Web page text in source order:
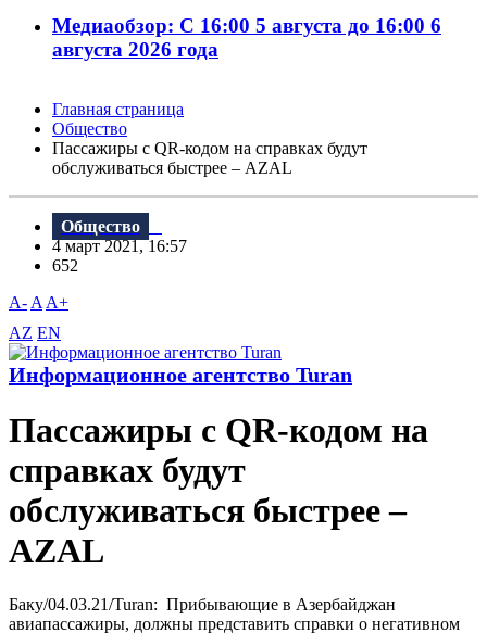
Медиаобзор: С 16:00 5 августа до 16:00 6
августа 2026 года
Главная страница
Общество
Пассажиры с QR-кодом на справках будут
обслуживаться быстрее – AZAL
Общество
4 март 2021, 16:57
652
A- A A+
AZ EN
Информационное агентство Turan
Пассажиры с QR-кодом на
справках будут
обслуживаться быстрее –
AZAL
Баку/04.03.21/Turan: Прибывающие в Азербайджан
авиапассажиры, должны представить справки о негативном